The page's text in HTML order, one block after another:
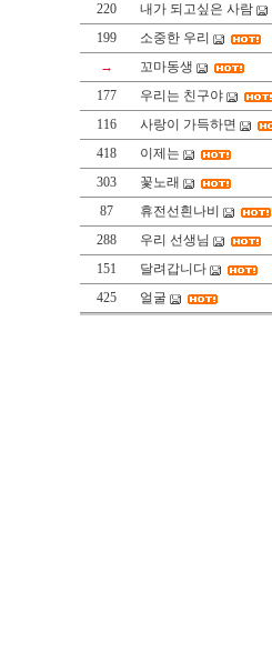
220
내가 되고싶은 사람
199
소중한 우리
→
꼬마동생
177
우리는 친구야
116
사랑이 가득하면
418
이제는
303
꽃노래
87
휴전선흰나비
288
우리 선생님
151
달려갑니다
425
얼굴